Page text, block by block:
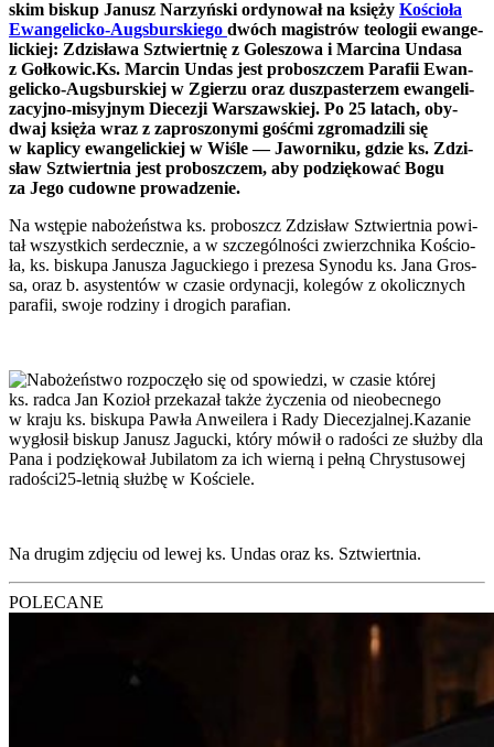
skim biskup Janusz Narzyń­ski ordy­no­wał na księ­ży Kościo­ła
Ewan­ge­lic­ko-Augs­bur­skie­go dwóch magi­strów teo­lo­gii ewan­ge­
lic­kiej: Zdzi­sła­wa Sztwiert­nię z Gole­szo­wa i Mar­ci­na Unda­sa
z Gołkowic.Ks. Mar­cin Undas jest pro­bosz­czem Para­fii Ewan­
ge­lic­ko-Augs­bur­skiej w Zgie­rzu oraz dusz­pa­ste­rzem ewan­ge­li­
za­cyj­no-misyj­nym Die­ce­zji War­szaw­skiej. Po 25 latach, oby­
dwaj księ­ża wraz z zapro­szo­ny­mi gość­mi zgro­ma­dzi­li się
w kapli­cy ewan­ge­lic­kiej w Wiśle — Jawor­ni­ku, gdzie ks. Zdzi­
sław Sztwiert­nia jest pro­bosz­czem, aby podzię­ko­wać Bogu
za Jego cudow­ne pro­wa­dze­nie.
Na wstę­pie nabo­żeń­stwa ks. pro­boszcz Zdzi­sław Sztwiert­nia powi­
tał wszyst­kich ser­decz­nie, a w szcze­gól­no­ści zwierzch­ni­ka Kościo­
ła, ks. bisku­pa Janu­sza Jaguc­kie­go i pre­ze­sa Syno­du ks. Jana Gros­
sa, oraz b. asy­sten­tów w cza­sie ordy­na­cji, kole­gów z oko­licz­nych
para­fii, swo­je rodzi­ny i dro­gich para­fian.
Nabo­żeń­stwo roz­po­czę­ło się od spo­wie­dzi, w cza­sie któ­rej
ks. rad­ca Jan Kozioł prze­ka­zał tak­że życze­nia od nie­obec­ne­go
w kra­ju ks. bisku­pa Paw­ła Anwe­ile­ra i Rady Diecezjalnej.Kazanie
wygło­sił biskup Janusz Jaguc­ki, któ­ry mówił o rado­ści ze służ­by dla
Pana i podzię­ko­wał Jubi­la­tom za ich wier­ną i peł­ną Chry­stu­so­wej
rado­ści­25-let­nią służ­bę w Koście­le.
Na dru­gim zdję­ciu od lewej ks. Undas oraz ks. Sztwiert­nia.
POLECANE